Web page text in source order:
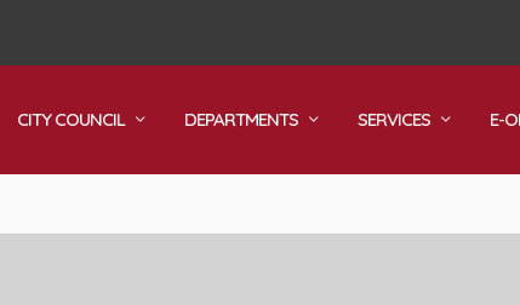
CITY COUNCIL DEPARTMENTS SERVICES E-